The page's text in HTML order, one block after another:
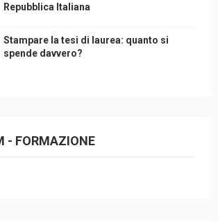
Repubblica Italiana
Stampare la tesi di laurea: quanto si
spende davvero?
- FORMAZIONE